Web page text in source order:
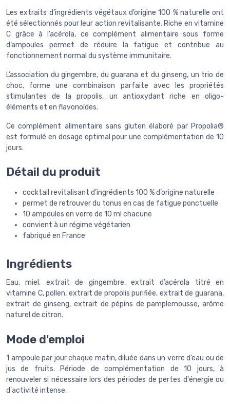
Les extraits d’ingrédients végétaux d’origine 100 % naturelle ont
été sélectionnés pour leur action revitalisante. Riche en vitamine
C grâce à l’acérola, ce complément alimentaire sous forme
d’ampoules permet de réduire la fatigue et contribue au
fonctionnement normal du système immunitaire.
L’association du gingembre, du guarana et du ginseng, un trio de
choc, forme une combinaison parfaite avec les propriétés
stimulantes de la propolis, un antioxydant riche en oligo-
éléments et en flavonoïdes.
Ce complément alimentaire sans gluten élaboré par Propolia®
est formulé en dosage optimal pour une complémentation de 10
jours.
Détail du produit
cocktail revitalisant d’ingrédients 100 % d’origine naturelle
permet de retrouver du tonus en cas de fatigue ponctuelle
10 ampoules en verre de 10 ml chacune
convient à un régime végétarien
fabriqué en France
Ingrédients
Eau, miel, extrait de gingembre, extrait d’acérola titré en
vitamine C, pollen, extrait de propolis purifiée, extrait de guarana,
extrait de ginseng, extrait de pépins de pamplemousse, arôme
naturel de citron.
Mode d'emploi
1 ampoule par jour chaque matin, diluée dans un verre d’eau ou de
jus de fruits. Période de complémentation de 10 jours, à
renouveler si nécessaire lors des périodes de pertes d'énergie ou
d'activité intense.